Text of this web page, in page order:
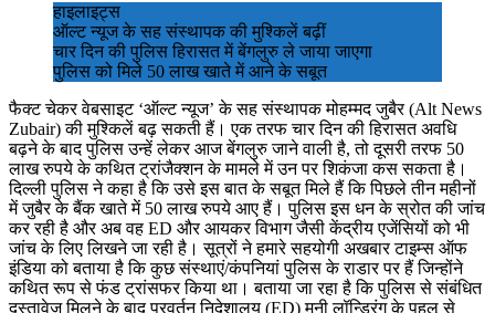
हाइलाइट्स
ऑल्ट न्यूज के सह संस्थापक की मुश्किलें बढ़ीं
चार दिन की पुलिस हिरासत में बेंगलुरु ले जाया जाएगा
पुलिस को मिले 50 लाख खाते में आने के सबूत
फैक्ट चेकर वेबसाइट ‘ऑल्ट न्यूज’ के सह संस्थापक मोहम्मद जुबैर (Alt News
Zubair) की मुश्किलें बढ़ सकती हैं। एक तरफ चार दिन की हिरासत अवधि
बढ़ने के बाद पुलिस उन्हें लेकर आज बेंगलुरु जाने वाली है, तो दूसरी तरफ 50
लाख रुपये के कथित ट्रांजैक्शन के मामले में उन पर शिकंजा कस सकता है।
दिल्ली पुलिस ने कहा है कि उसे इस बात के सबूत मिले हैं कि पिछले तीन महीनों
में जुबैर के बैंक खाते में 50 लाख रुपये आए हैं। पुलिस इस धन के स्रोत की जांच
कर रही है और अब वह ED और आयकर विभाग जैसी केंद्रीय एजेंसियों को भी
जांच के लिए लिखने जा रही है। सूत्रों ने हमारे सहयोगी अखबार टाइम्स ऑफ
इंडिया को बताया है कि कुछ संस्थाएं/कंपनियां पुलिस के राडार पर हैं जिन्होंने
कथित रूप से फंड ट्रांसफर किया था। बताया जा रहा है कि पुलिस से संबंधित
दस्तावेज मिलने के बाद प्रवर्तन निदेशालय (ED) मनी लॉन्ड्रिंग के पहलू से